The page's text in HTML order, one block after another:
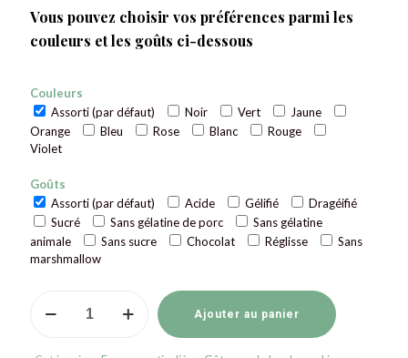
Vous pouvez choisir vos préférences parmi les
couleurs et les goûts ci-dessous
Couleurs
Assorti (par défaut)
Noir Vert
Jaune
Orange
Bleu Rose Blanc
Rouge
Violet
Goûts
Assorti (par défaut)
Acide Gélifié
Dragéifié
Sucré
Sans gélatine de porc
Sans gélatine
animale
Sans sucre Chocolat Réglisse
Sans
marshmallow
Ajouter au panier